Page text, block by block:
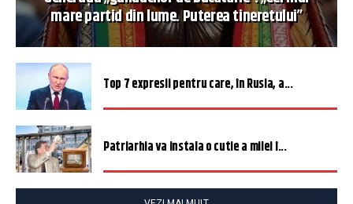
mare partid din lume. Puterea tineretului”
Top 7 expresii pentru care, în Rusia, a...
Patriarhia va instala o cutie a milei î...